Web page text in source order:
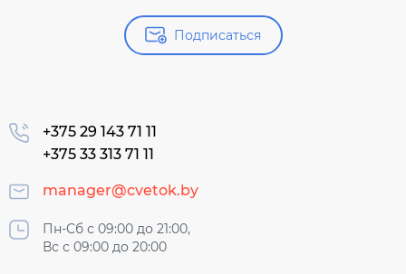
Подписаться
+375 29 143 71 11
+375 33 313 71 11
manager@cvetok.by
Пн-Сб с 09:00 до 21:00,
Вс с 09:00 до 20:00